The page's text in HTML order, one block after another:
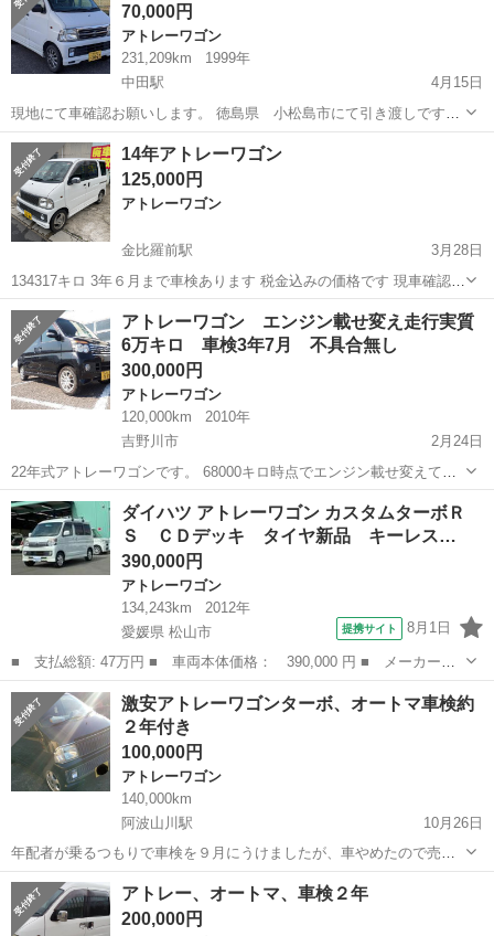
ン...
70,000円
アトレーワゴン
231,209km
1999年
中田駅
4月15日
現地にて車確認お願いします。 徳島県 小松島市にて引き渡しです。
質問がありましまたので下記情報追記します。 タイミングベルトは、
2回しており、2回目は、20万キロになった時です。 安くなってる理由
は、23万キロ走っている...
徳島 小松島市 中田駅 アトレーワゴン
14年アトレーワゴン
125,000円
アトレーワゴン
金比羅前駅
3月28日
134317キロ 3年６月まで車検あります 税金込みの価格です 現車確認は
要予約です🙇‍♀️
徳島 金比羅前駅 アトレーワゴン 税金
アトレーワゴン エンジン載せ変え走行実質
6万キロ 車検3年7月 不具合無し
300,000円
アトレーワゴン
120,000km
2010年
吉野川市
2月24日
22年式アトレーワゴンです。 68000キロ時点でエンジン載せ変えてま
す。 記録簿あります。 内装外装年式相応です。 大きな凹み傷ありま
せん。 小傷は多いです。 スポイラーは色褪せあります。 普段乗りし
てるので走行増えます。...
徳島 吉野川市 アトレーワゴン エンジン
ダイハツ アトレーワゴン カスタムターボＲ
Ｓ ＣＤデッキ タイヤ新品 キーレス…
390,000円
アトレーワゴン
134,243km
2012年
愛媛県 松山市
提携サイト 8月1日
■ 支払総額: 47万円 ■ 車両本体価格： 390,000 円 ■ メーカー
名： ダイハツ ■ 車種名： アトレーワゴン ■ グレード名： カ
スタムターボＲＳ ＣＤデッキ タイヤ新品 キーレス 電動格納ミ
ラー ＨＩＤライ...
愛媛 松山市 アトレーワゴン
激安アトレーワゴンターボ、オートマ車検約
２年付き
100,000円
アトレーワゴン
140,000km
阿波山川駅
10月26日
年配者が乗るつもりで車検を９月にうけましたが、車やめたので売り
ます。車検の時にイグニッションコイル、ウォーターポンプ変えまし
た。年式の割に目立つ傷、汚れはすくないです。小傷程度凹み等はな
かったと思います。よく走ります。オート...
徳島 阿波市 阿波山川駅 アトレーワゴン
アトレー、オートマ、車検２年
200,000円